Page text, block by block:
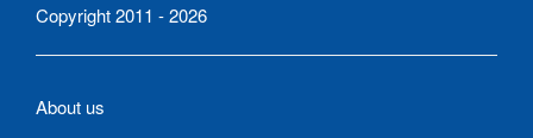
Copyright 2011 - 2026
About us